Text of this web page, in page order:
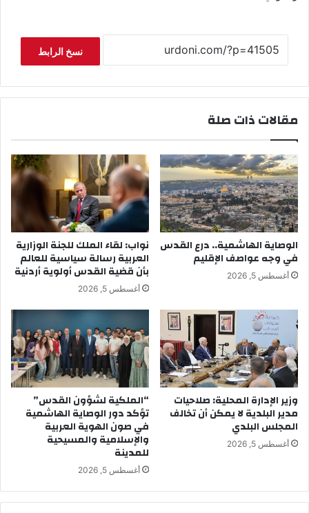
نسخ الرابط
مقالات ذات صلة
الوصاية الهاشمية.. درع القدس
في وجه عواصف الإقليم
أغسطس 5, 2026
نواب: لقاء الملك للجنة الوزارية
العربية رسالة سياسية للعالم
بأن قضية القدس أولوية أردنية
أغسطس 5, 2026
وزير الإدارة المحلية: صلاحيات
مدير البلدية لا يمكن أن تخالف
المجلس البلدي
أغسطس 5, 2026
“الملكية لشؤون القدس”
تؤكد دور الوصاية الهاشمية
في صون الهوية العربية
والإسلامية والمسيحية
للمدينة
أغسطس 5, 2026